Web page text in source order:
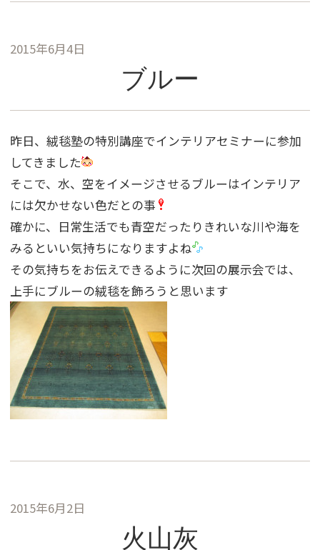
2015年6月4日
ブルー
昨日、絨毯塾の特別講座でインテリアセミナーに参加
してきました
そこで、水、空をイメージさせるブルーはインテリア
には欠かせない色だとの事
確かに、日常生活でも青空だったりきれいな川や海を
みるといい気持ちになりますよね
その気持ちをお伝えできるように次回の展示会では、
上手にブルーの絨毯を飾ろうと思います
2015年6月2日
火山灰